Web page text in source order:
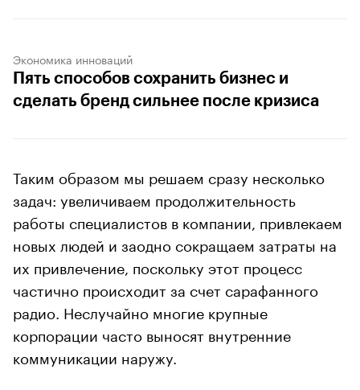
Экономика инноваций
Пять способов сохранить бизнес и
сделать бренд сильнее после кризиса
Таким образом мы решаем сразу несколько
задач: увеличиваем продолжительность
работы специалистов в компании, привлекаем
новых людей и заодно сокращаем затраты на
их привлечение, поскольку этот процесс
частично происходит за счет сарафанного
радио. Неслучайно многие крупные
корпорации часто выносят внутренние
коммуникации наружу.